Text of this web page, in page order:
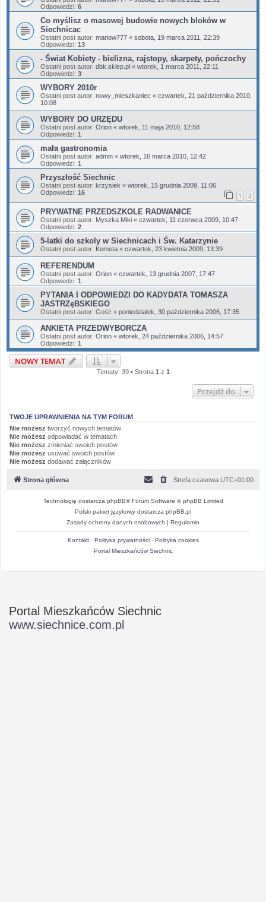
Odpowiedzi: 6
Co myślisz o masowej budowie nowych bloków w
Siechnicac
Ostatni post autor: mariow777 « sobota, 19 marca 2011, 22:39
Odpowiedzi: 13
- Świat Kobiety - bielizna, rajstopy, skarpety, pończochy
Ostatni post autor: dbk.sklep.pl « wtorek, 1 marca 2011, 22:11
Odpowiedzi: 3
WYBORY 2010r
Ostatni post autor: nowy_mieszkaniec « czwartek, 21 października 2010,
10:08
WYBORY DO URZĘDU
Ostatni post autor: Orion « wtorek, 11 maja 2010, 12:58
Odpowiedzi: 1
mała gastronomia
Ostatni post autor: admin « wtorek, 16 marca 2010, 12:42
Odpowiedzi: 1
Przyszłość Siechnic
Ostatni post autor: krzysiek « wtorek, 15 grudnia 2009, 11:06
Odpowiedzi: 16 1 2
PRYWATNE PRZEDSZKOLE RADWANICE
Ostatni post autor: Myszka Miki « czwartek, 11 czerwca 2009, 10:47
Odpowiedzi: 2
5-latki do szkoly w Siechnicach i Św. Katarzynie
Ostatni post autor: Kometa « czwartek, 23 kwietnia 2009, 13:39
REFERENDUM
Ostatni post autor: Orion « czwartek, 13 grudnia 2007, 17:47
Odpowiedzi: 1
PYTANIA I ODPOWIEDZI DO KADYDATA TOMASZA
JASTRZęBSKIEGO
Ostatni post autor: Gość « poniedziałek, 30 października 2006, 17:35
ANKIETA PRZEDWYBORCZA
Ostatni post autor: Orion « wtorek, 24 października 2006, 14:57
Odpowiedzi: 1
NOWY TEMAT
Tematy: 39 • Strona 1 z 1
Przejdź do
TWOJE UPRAWNIENIA NA TYM FORUM
Nie możesz tworzyć nowych tematów
Nie możesz odpowiadać w tematach
Nie możesz zmieniać swoich postów
Nie możesz usuwać swoich postów
Nie możesz dodawać załączników
Strona główna Strefa czasowa UTC+01:00
Technologię dostarcza phpBB® Forum Software © phpBB Limited
Polski pakiet językowy dostarcza phpBB.pl
Zasady ochrony danych osobowych | Regulamin
Kontakt· Polityka prywatności· Polityka cookies
Portal Mieszkańców Siechnic
Portal Mieszkańców Siechnic
www.siechnice.com.pl